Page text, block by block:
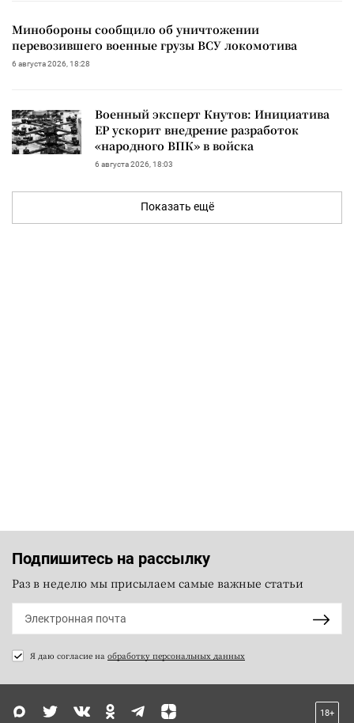
Минобороны сообщило об уничтожении
перевозившего военные грузы ВСУ локомотива
6 августа 2026, 18:28
Военный эксперт Кнутов: Инициатива
ЕР ускорит внедрение разработок
«народного ВПК» в войска
6 августа 2026, 18:03
Показать ещё
Подпишитесь на рассылку
Раз в неделю мы присылаем самые важные статьи
Я даю согласие на обработку персональных данных
18+